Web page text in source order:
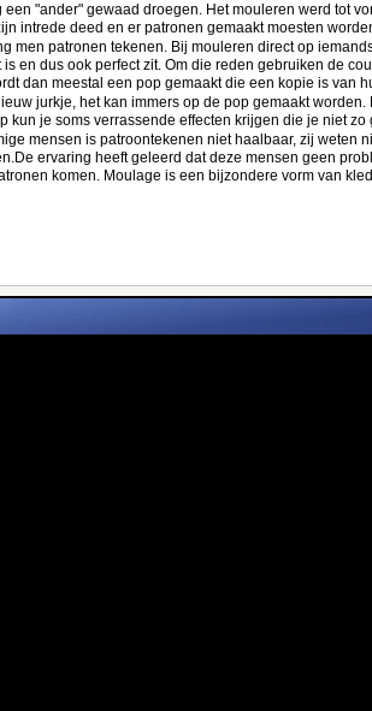
een "ander" gewaad droegen. Het mouleren werd tot
intrede deed en er patronen gemaakt moesten
men patronen tekenen. Bij mouleren direct op
en dus ook perfect zit. Om die reden gebruiken de
dan meestal een pop gemaakt die een kopie is van
jurkje, het kan immers op de pop gemaakt
kun je soms verrassende effecten krijgen die je niet
mensen is patroontekenen niet haalbaar, zij weten
ervaring heeft geleerd dat deze mensen geen
komen. Moulage is een bijzondere vorm van